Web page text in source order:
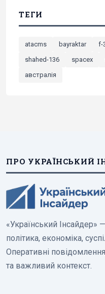
ТЕГИ
atacms bayraktar f-
shahed-136
spacex
австралія
ПРО УКРАЇНСЬКИЙ
«Український Інсайдер»
політика, економіка,
Оперативні
та важливий контекст.